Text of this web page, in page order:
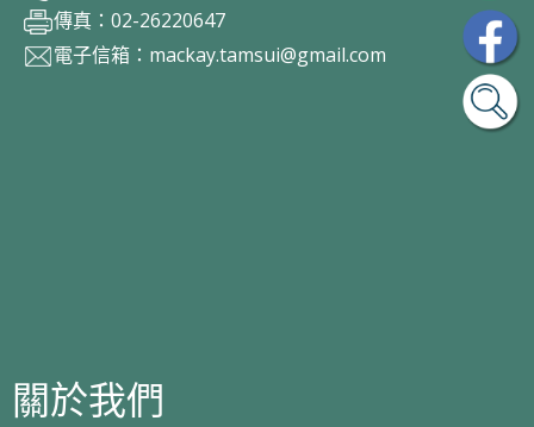
傳真：02-26220647
電子信箱： mackay.tamsui@gmail.com
關於我們